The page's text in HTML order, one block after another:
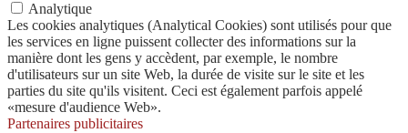
Analytique
Les cookies analytiques (Analytical Cookies) sont utilisés pour que
les services en ligne puissent collecter des informations sur la
manière dont les gens y accèdent, par exemple, le nombre
d'utilisateurs sur un site Web, la durée de visite sur le site et les
parties du site qu'ils visitent. Ceci est également parfois appelé
«mesure d'audience Web».
Partenaires publicitaires